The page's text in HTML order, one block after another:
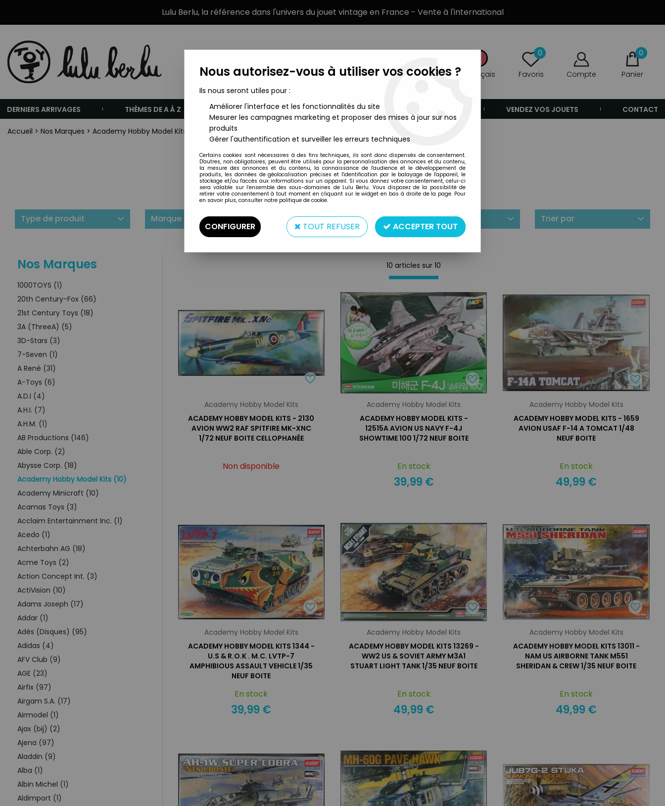
Lulu Berlu, la référence dans l'univers du jouet vintage en France - Vente à l'international
Français
0
Favoris Compte
0
Panier
DERNIERS ARRIVAGES THÈMES DE A À Z MARQUES TYPE DE PRODUIT VENDEZ VOS JOUETS CONTACT
Accueil > Nos Marques > Academy Hobby Model Kits
Academy Hobby Model Kits
Type de produit Marque Prix Disponibilité Trier par
Nos Marques
1000TOYS (1)
20th Century-Fox (66)
21st Century Toys (18)
3A (ThreeA) (5)
3D-Stars (3)
7-Seven (1)
A René (31)
A-Toys (6)
A.D.I (4)
A.H.I. (7)
A.H.M. (1)
AB Productions (146)
Able Corp. (2)
Abysse Corp. (18)
Academy Hobby Model Kits (10)
Academy Minicraft (10)
Acamas Toys (3)
Acclaim Entertainment Inc. (1)
Acedo (1)
Achterbahn AG (18)
Acme Toys (2)
Action Concept Int. (3)
ActiVision (10)
Adams Joseph (17)
Addar (1)
Adès (Disques) (95)
Adidas (4)
AFV Club (9)
AGE (23)
Airfix (97)
Airgam S.A. (17)
Airmodel (1)
Ajax (bij) (2)
Ajena (97)
Aladdin (9)
Alba (1)
Albin Michel (1)
Aldimport (1)
10 articles sur 10
Academy Hobby Model Kits
ACADEMY HOBBY MODEL KITS - 2130
AVION WW2 RAF SPITFIRE MK-XNC
1/72 NEUF BOITE CELLOPHANÉE
Non disponible
Academy Hobby Model Kits
ACADEMY HOBBY MODEL KITS -
12515A AVION US NAVY F-4J
SHOWTIME 100 1/72 NEUF BOITE
En stock
39,99 €
Academy Hobby Model Kits
ACADEMY HOBBY MODEL KITS - 1659
AVION USAF F-14 A TOMCAT 1/48
NEUF BOITE
En stock
49,99 €
Academy Hobby Model Kits
ACADEMY HOBBY MODEL KITS 1344 -
U.S & R.O.K . M.C. LVTP-7
AMPHIBIOUS ASSAULT VEHICLE 1/35
NEUF BOITE
En stock
39,99 €
Academy Hobby Model Kits
ACADEMY HOBBY MODEL KITS 13269 -
WW2 US & SOVIET ARMY M3A1
STUART LIGHT TANK 1/35 NEUF BOITE
En stock
49,99 €
Academy Hobby Model Kits
ACADEMY HOBBY MODEL KITS 13011 -
NAM US AIRBORNE TANK M551
SHERIDAN & CREW 1/35 NEUF BOITE
En stock
49,99 €
Nous autorisez-vous à utiliser vos cookies ?
Ils nous seront utiles pour :
Améliorer l'interface et les fonctionnalités du site
Mesurer les campagnes marketing et proposer des mises à jour sur nos
produits
Gérer l'authentification et surveiller les erreurs techniques
Certains cookies sont nécessaires à des fins techniques, ils sont donc dispensés de consentement.
D'autres, non obligatoires, peuvent être utilisés pour la personnalisation des annonces et du contenu,
la mesure des annonces et du contenu, la connaissance de l'audience et le développement de
produits, les données de géolocalisation précises et l'identification par le balayage de l'appareil, le
stockage et/ou l'accès aux informations sur un appareil. Si vous donnez votre consentement, celui-ci
sera valable sur l’ensemble des sous-domaines de Lulu Berlu. Vous disposez de la possibilité de
retirer votre consentement à tout moment en cliquant sur le widget en bas à droite de la page. Pour
en savoir plus, consulter notre politique de cookie.
CONFIGURER TOUT REFUSER ACCEPTER TOUT